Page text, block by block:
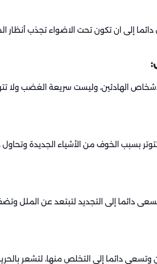
دائما إلى ان تكون تحت الاضواء تجذب
الهادئين، وليست سريعة الغضب ولا
بسبب الخوف من الأشياء الجديدة وتحاول
دائما إلى التجديد لتبتعد عن الملل
وتسعى دائما إلى التخلص منها، لتشعر